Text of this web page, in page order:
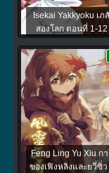
Isekai Yakkyoku เภ
สองโลก ตอนที่ 1-
Feng Ling Yu Xiu ก
ของเฟิงหลิงและยวี่ซิ่